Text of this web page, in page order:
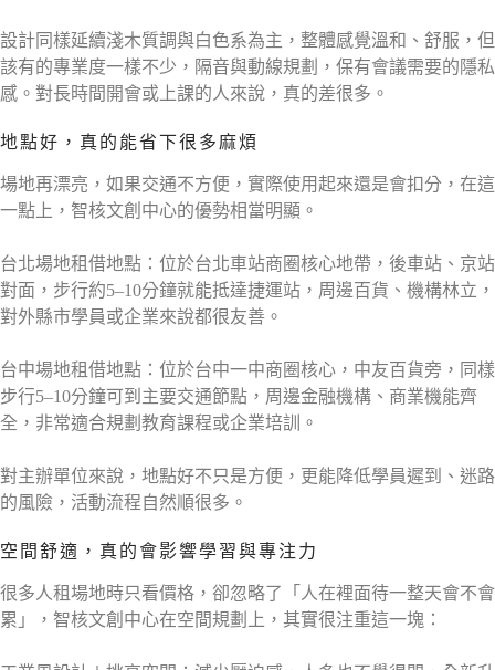
設計同樣延續淺木質調與白色系為主，整體感覺溫和、舒服，但
該有的專業度一樣不少，隔音與動線規劃，保有會議需要的隱私
感。對長時間開會或上課的人來說，真的差很多。
地點好，真的能省下很多麻煩
場地再漂亮，如果交通不方便，實際使用起來還是會扣分，在這
一點上，智核文創中心的優勢相當明顯。
台北場地租借地點：位於台北車站商圈核心地帶，後車站、京站
對面，步行約5–10分鐘就能抵達捷運站，周邊百貨、機構林立，
對外縣市學員或企業來說都很友善。
台中場地租借地點：位於台中一中商圈核心，中友百貨旁，同樣
步行5–10分鐘可到主要交通節點，周邊金融機構、商業機能齊
全，非常適合規劃教育課程或企業培訓。
對主辦單位來說，地點好不只是方便，更能降低學員遲到、迷路
的風險，活動流程自然順很多。
空間舒適，真的會影響學習與專注力
很多人租場地時只看價格，卻忽略了「人在裡面待一整天會不會
累」，智核文創中心在空間規劃上，其實很注重這一塊：